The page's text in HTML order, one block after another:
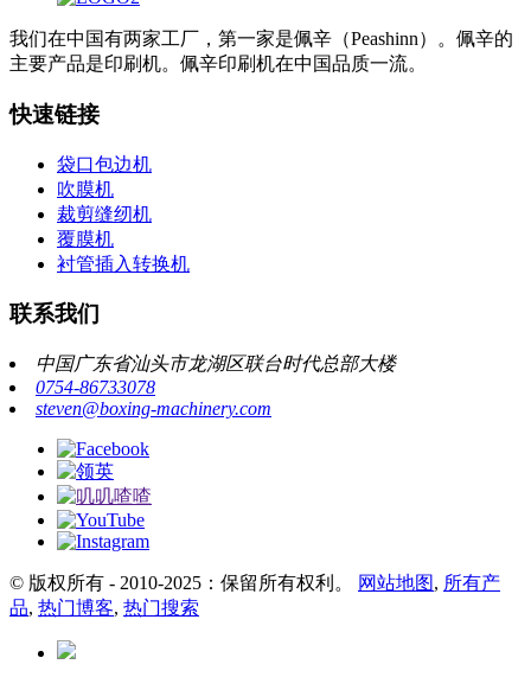
我们在中国有两家工厂，第一家是佩辛（Peashinn）。佩辛的
主要产品是印刷机。佩辛印刷机在中国品质一流。
快速链接
袋口包边机
吹膜机
裁剪缝纫机
覆膜机
衬管插入转换机
联系我们
中国广东省汕头市龙湖区联台时代总部大楼
0754-86733078
steven@boxing-machinery.com
© 版权所有 - 2010-2025：保留所有权利。 网站地图, 所有产
品, 热门博客, 热门搜索